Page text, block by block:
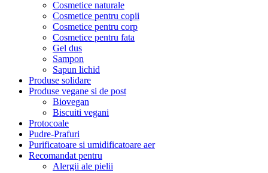
Cosmetice naturale
Cosmetice pentru copii
Cosmetice pentru corp
Cosmetice pentru fata
Gel dus
Sampon
Sapun lichid
Produse solidare
Produse vegane si de post
Biovegan
Biscuiti vegani
Protocoale
Pudre-Prafuri
Purificatoare si umidificatoare aer
Recomandat pentru
Alergii ale pielii